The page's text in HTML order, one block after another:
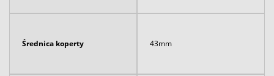
Średnica koperty 43mm